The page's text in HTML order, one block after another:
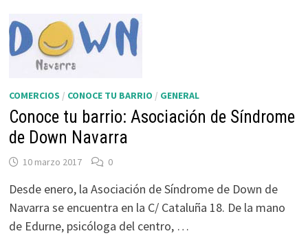
MUNDIAL
DEL
SÍNDROME
DE
DOWN
CON
FIESTA
EN
PLAZA
DE
LIBERTAD
COMERCIOS / CONOCE TU BARRIO / GENERAL
Conoce tu barrio: Asociación de Síndrome
de Down Navarra
10 marzo 2017 0
Desde enero, la Asociación de Síndrome de Down de
Navarra se encuentra en la C/ Cataluña 18. De la mano
de Edurne, psicóloga del centro, …